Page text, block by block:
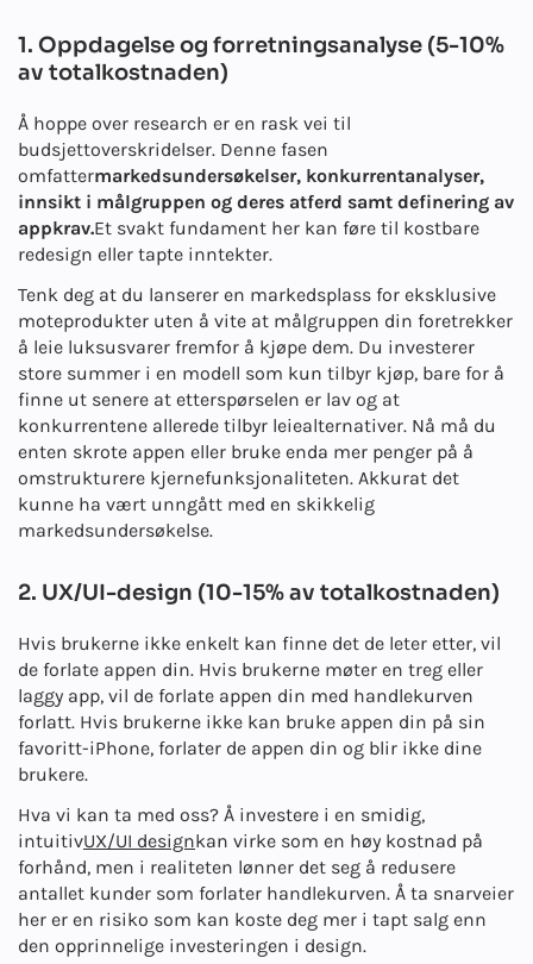
1. Oppdagelse og forretningsanalyse (5-10%
av totalkostnaden)
Å hoppe over research er en rask vei til
budsjettoverskridelser. Denne fasen
omfattermarkedsundersøkelser, konkurrentanalyser,
innsikt i målgruppen og deres atferd samt definering av
appkrav.Et svakt fundament her kan føre til kostbare
redesign eller tapte inntekter.
Tenk deg at du lanserer en markedsplass for eksklusive
moteprodukter uten å vite at målgruppen din foretrekker
å leie luksusvarer fremfor å kjøpe dem. Du investerer
store summer i en modell som kun tilbyr kjøp, bare for å
finne ut senere at etterspørselen er lav og at
konkurrentene allerede tilbyr leiealternativer. Nå må du
enten skrote appen eller bruke enda mer penger på å
omstrukturere kjernefunksjonaliteten. Akkurat det
kunne ha vært unngått med en skikkelig
markedsundersøkelse.
2. UX/UI-design (10-15% av totalkostnaden)
Hvis brukerne ikke enkelt kan finne det de leter etter, vil
de forlate appen din. Hvis brukerne møter en treg eller
laggy app, vil de forlate appen din med handlekurven
forlatt. Hvis brukerne ikke kan bruke appen din på sin
favoritt-iPhone, forlater de appen din og blir ikke dine
brukere.
Hva vi kan ta med oss? Å investere i en smidig,
intuitivUX/UI designkan virke som en høy kostnad på
forhånd, men i realiteten lønner det seg å redusere
antallet kunder som forlater handlekurven. Å ta snarveier
her er en risiko som kan koste deg mer i tapt salg enn
den opprinnelige investeringen i design.